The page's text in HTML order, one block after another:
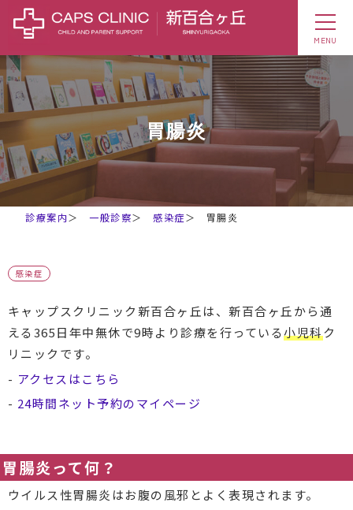
MENU
胃腸炎
診療案内＞ 一般診察＞ 感染症＞ 胃腸炎
感染症
キャップスクリニック新百合ヶ丘は、新百合ヶ丘から通
える365日年中無休で9時より診療を行っている小児科ク
リニックです。
- アクセスはこちら
- 24時間ネット予約のマイページ
胃腸炎って何？
ウイルス性胃腸炎はお腹の風邪とよく表現されます。